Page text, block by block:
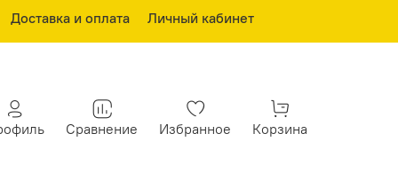
Доставка и оплата Личный кабинет
Сравнение Избранное Корзина